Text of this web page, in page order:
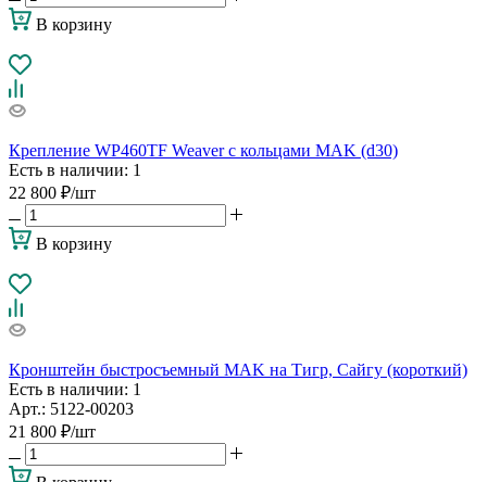
В корзину
Крепление WP460TF Weaver с кольцами MAK (d30)
Есть в наличии: 1
22 800 ₽/шт
В корзину
Кронштейн быстросъемный MAK на Тигр, Сайгу (короткий)
Есть в наличии: 1
Арт.: 5122-00203
21 800 ₽/шт